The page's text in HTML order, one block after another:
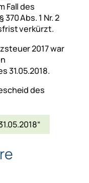
Fall des
Abs. 1 Nr. 2
verkürzt.
2017 war
31.05.2018.
des